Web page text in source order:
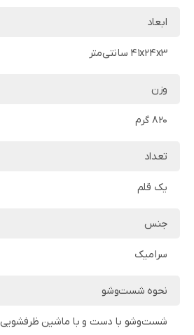
ابعاد
41x24x3 سانتی‌متر
وزن
820 گرم
تعداد
یک قلم
جنس
سرامیک
نحوه شست‌وشو
شست‌وشو با دست و با ماشین ظرفشویی